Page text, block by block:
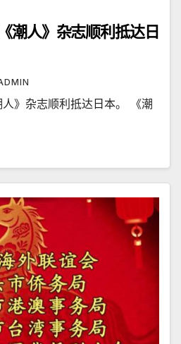
人》杂志顺利抵达日
》杂志顺利抵达日本。 《潮